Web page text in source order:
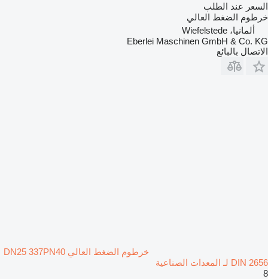
السعر عند الطلب
خرطوم الضغط العالي
ألمانيا، Wiefelstede
Eberlei Maschinen GmbH & Co. KG
الاتصال بالبائع
خرطوم الضغط العالي DN25 337PN40
DIN 2656 لـ المعدات الصناعية
8